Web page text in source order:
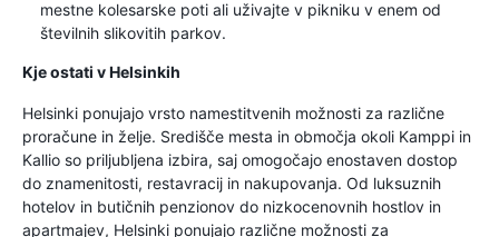
mestne kolesarske poti ali uživajte v pikniku v enem od
številnih slikovitih parkov.
Kje ostati v Helsinkih
Helsinki ponujajo vrsto namestitvenih možnosti za različne
proračune in želje. Središče mesta in območja okoli Kamppi in
Kallio so priljubljena izbira, saj omogočajo enostaven dostop
do znamenitosti, restavracij in nakupovanja. Od luksuznih
hotelov in butičnih penzionov do nizkocenovnih hostlov in
apartmajev, Helsinki ponujajo različne možnosti za